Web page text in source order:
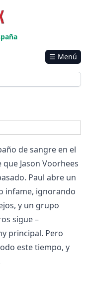
☰ Menú
de sangre en el
Jason Voorhees
Paul abre un
infame, ignorando
y un grupo
sigue –
principal. Pero
este tiempo, y